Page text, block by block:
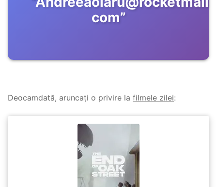
com”
Deocamdată, aruncați o privire la filmele zilei: